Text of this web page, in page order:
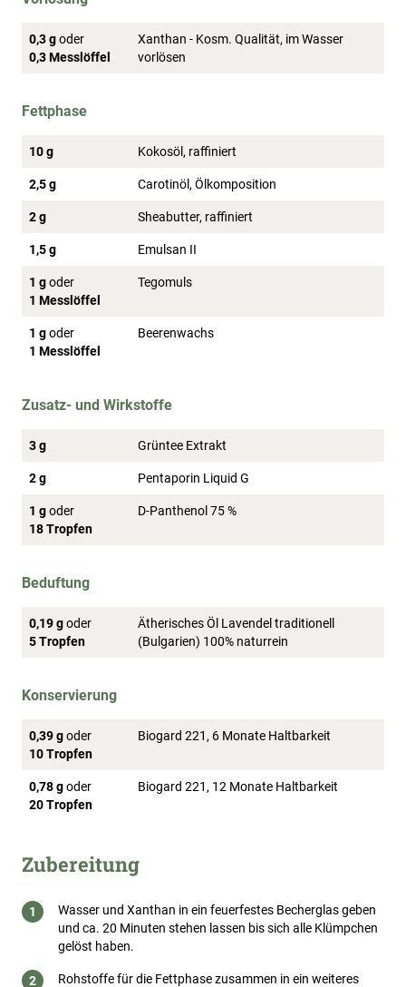
0,3 goder
0,3 Messlöffel
Xanthan - Kosm. Qualität, im Wasser
vorlösen
Fettphase
10 g Kokosöl, raffiniert
2,5 g Carotinöl, Ölkomposition
2 g Sheabutter, raffiniert
1,5 g Emulsan II
1 goder
1 Messlöffel
Tegomuls
1 goder
1 Messlöffel
Beerenwachs
Zusatz- und Wirkstoffe
3 g Grüntee Extrakt
2 g Pentaporin Liquid G
1 goder
18 Tropfen
D-Panthenol 75 %
Beduftung
0,19 goder
5 Tropfen
Ätherisches Öl Lavendel traditionell
(Bulgarien) 100% naturrein
Konservierung
0,39 goder
10 Tropfen
Biogard 221, 6 Monate Haltbarkeit
0,78 goder
20 Tropfen
Biogard 221, 12 Monate Haltbarkeit
Zubereitung
Wasser und Xanthan in ein feuerfestes Becherglas geben
und ca. 20 Minuten stehen lassen bis sich alle Klümpchen
gelöst haben.
Rohstoffe für die Fettphase zusammen in ein weiteres